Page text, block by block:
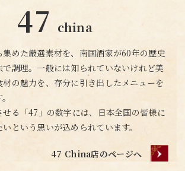
47 china
集めた厳選素材を、南国酒家が60年の歴史
調理。一般には知られていないけれど美
の魅力を、存分に引き出したメニューを
る「47」の数字には、日本全国の皆様に
という思いが込められています。
47 China店のページへ